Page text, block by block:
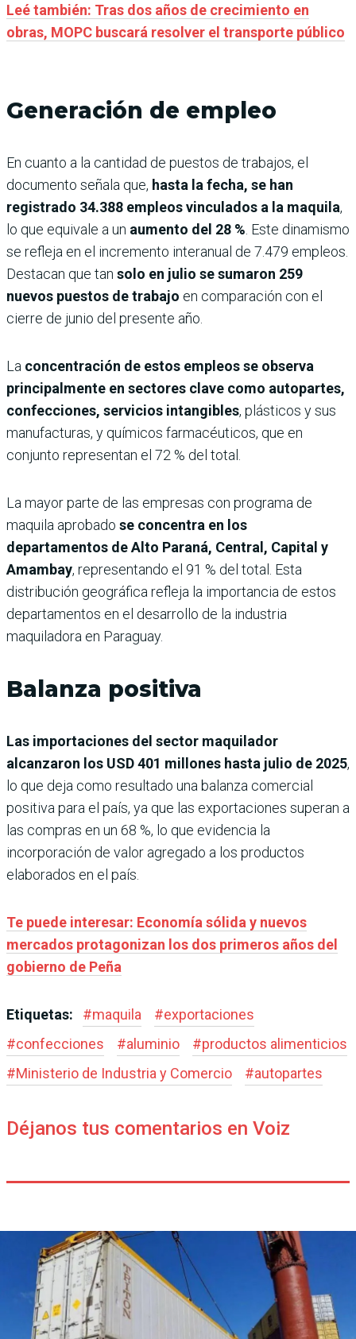
Leé también: Tras dos años de crecimiento en
obras, MOPC buscará resolver el transporte público
Generación de empleo
En cuanto a la cantidad de puestos de trabajos, el
documento señala que, hasta la fecha, se han
registrado 34.388 empleos vinculados a la maquila,
lo que equivale a un aumento del 28 % . Este dinamismo
se refleja en el incremento interanual de 7.479 empleos.
Destacan que tan solo en julio se sumaron 259
nuevos puestos de trabajo en comparación con el
cierre de junio del presente año.
La concentración de estos empleos se observa
principalmente en sectores clave como autopartes,
confecciones, servicios intangibles, plásticos y sus
manufacturas, y químicos farmacéuticos, que en
conjunto representan el 72 % del total.
La mayor parte de las empresas con programa de
maquila aprobado se concentra en los
departamentos de Alto Paraná, Central, Capital y
Amambay, representando el 91 % del total. Esta
distribución geográfica refleja la importancia de estos
departamentos en el desarrollo de la industria
maquiladora en Paraguay.
Balanza positiva
Las importaciones del sector maquilador
alcanzaron los USD 401 millones hasta julio de 2025,
lo que deja como resultado una balanza comercial
positiva para el país, ya que las exportaciones superan a
las compras en un 68 %, lo que evidencia la
incorporación de valor agregado a los productos
elaborados en el país.
Te puede interesar: Economía sólida y nuevos
mercados protagonizan los dos primeros años del
gobierno de Peña
Etiquetas: #maquila #exportaciones
#confecciones #aluminio #productos alimenticios
#Ministerio de Industria y Comercio #autopartes
Déjanos tus comentarios en Voiz